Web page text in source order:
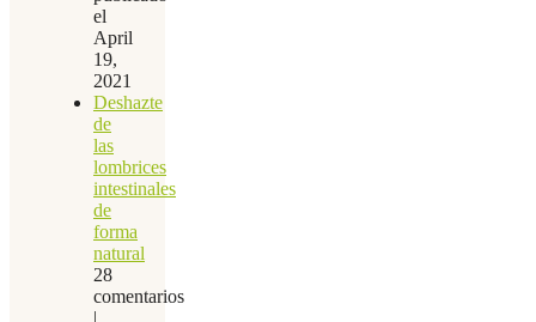
el
April
19,
2021
Deshazte
de
las
lombrices
intestinales
de
forma
natural
28
comentarios
|